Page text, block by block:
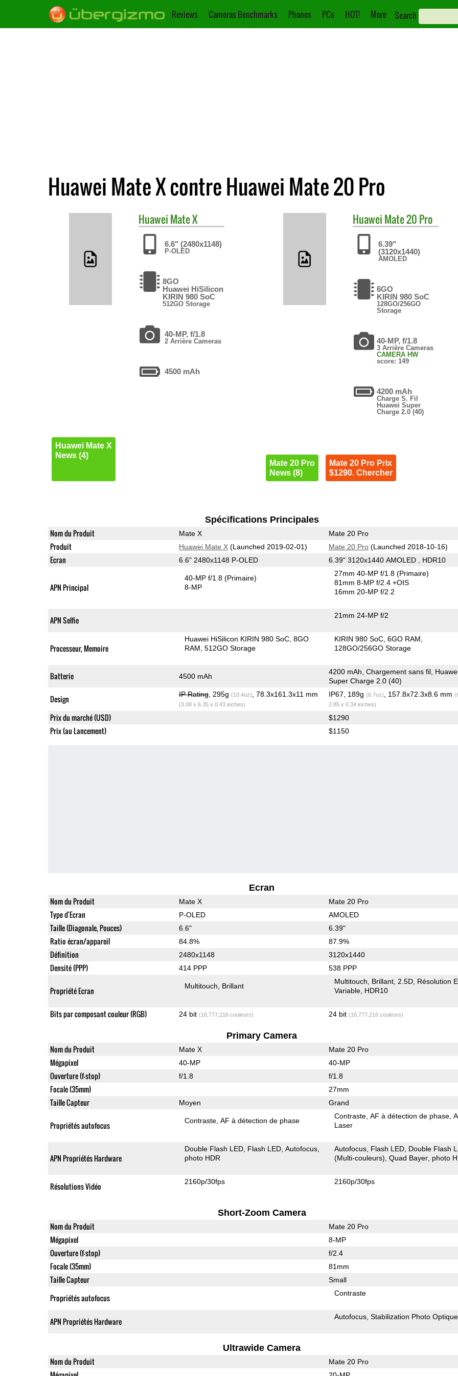
Reviews Cameras Benchmarks Phones PCs HOT! More Search
Huawei Mate X contre Huawei Mate 20 Pro
Huawei Mate X
6.6" (2480x1148)
P-OLED
8GO
Huawei HiSilicon
KIRIN 980 SoC
512GO Storage
40-MP, f/1.8
2 Arrière Cameras
4500 mAh
Huawei Mate X
News (4)
Huawei Mate 20 Pro
6.39"
(3120x1440)
AMOLED
6GO
KIRIN 980 SoC
128GO/256GO
Storage
40-MP, f/1.8
3 Arrière Cameras
CAMERA HW
score: 149
4200 mAh
Charge S. Fil
Huawei Super
Charge 2.0 (40)
Mate 20 Pro
News (8)
Mate 20 Pro Prix
$1290. Chercher
Spécifications Principales
Nom du Produit Mate X Mate 20 Pro
Produit Huawei Mate X(Launched 2019-02-01) Mate 20 Pro(Launched 2018-10-16)
Ecran 6.6" 2480x1148 P-OLED 6.39" 3120x1440 AMOLED , HDR10
APN Principal
40-MP f/1.8(Primaire)
8-MP
27mm 40-MP f/1.8(Primaire)
81mm 8-MP f/2.4 +OIS
16mm 20-MP f/2.2
APN Selfie 21mm 24-MP f/2
Processeur, Memoire
Huawei HiSilicon KIRIN 980 SoC 8GO
RAM 512GO Storage
KIRIN 980 SoC 6GO RAM
128GO/256GO Storage
Batterie 4500 mAh
4200 mAh, Chargement sans fil,
Super Charge 2.0 (40)
Design IP Rating, 295g (10.4oz) , 78.3x161.3x11 mm
(3.08 x 6.35 x 0.43 inches)
IP67, 189g (6.7oz) , 157.8x72.3x8.6 mm
2.85 x 0.34 inches)
Prix du marché (USD) $1290
Prix (au Lancement) $1150
Ecran
Nom du Produit Mate X Mate 20 Pro
Type d'Ecran P-OLED AMOLED
Taille (Diagonale, Pouces) 6.6" 6.39"
Ratio écran/appareil 84.8% 87.9%
Définition 2480x1148 3120x1440
Densité (PPP) 414 PPP 538 PPP
Propriété Ecran Multitouch Brillant
Multitouch Brillant 2.5D Résolution
Variable HDR10
Bits par composant couleur (RGB) 24 bit (16,777,216 couleurs) 24 bit (16,777,216 couleurs)
Primary Camera
Nom du Produit Mate X Mate 20 Pro
Mégapixel 40-MP 40-MP
Ouverture (f-stop) f/1.8 f/1.8
Focale (35mm) 27mm
Taille Capteur Moyen Grand
Propriétés autofocus Contraste AF à détection de phase
Contraste AF à détection de phase
Laser
APN Propriétés Hardware
Double Flash LED Flash LED Autofocus
photo HDR
Autofocus Flash LED Double Flash
(Multi-couleurs) Quad Bayer photo
Résolutions Vidéo 2160p/30fps 2160p/30fps
Short-Zoom Camera
Nom du Produit Mate 20 Pro
Mégapixel 8-MP
Ouverture (f-stop) f/2.4
Focale (35mm) 81mm
Taille Capteur Small
Propriétés autofocus Contraste
APN Propriétés Hardware Autofocus Stabilization Photo Optique
Ultrawide Camera
Nom du Produit Mate 20 Pro